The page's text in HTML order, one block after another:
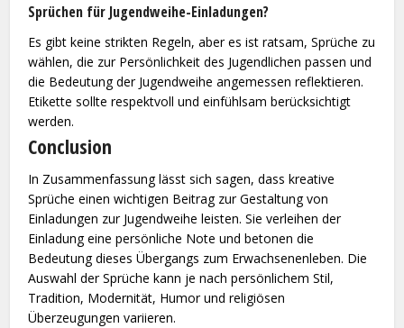
Sprüchen für Jugendweihe-Einladungen?
Es gibt keine strikten Regeln, aber es ist ratsam, Sprüche zu
wählen, die zur Persönlichkeit des Jugendlichen passen und
die Bedeutung der Jugendweihe angemessen reflektieren.
Etikette sollte respektvoll und einfühlsam berücksichtigt
werden.
Conclusion
In Zusammenfassung lässt sich sagen, dass kreative
Sprüche einen wichtigen Beitrag zur Gestaltung von
Einladungen zur Jugendweihe leisten. Sie verleihen der
Einladung eine persönliche Note und betonen die
Bedeutung dieses Übergangs zum Erwachsenenleben. Die
Auswahl der Sprüche kann je nach persönlichem Stil,
Tradition, Modernität, Humor und religiösen
Überzeugungen variieren.